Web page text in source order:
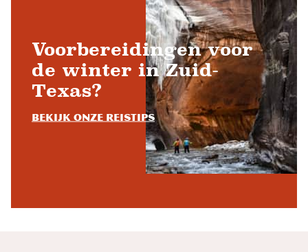
Voorbereidingen voor
de winter in Zuid-
Texas?
Bekijk onze reistips